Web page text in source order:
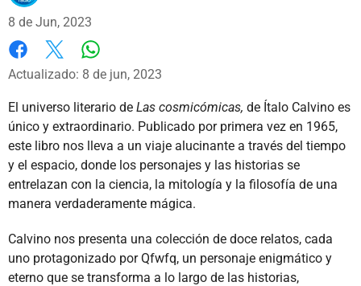
8 de Jun, 2023
Facebook
X
Actualizado: 8 de jun, 2023
El universo literario de Las cosmicómicas, de Ítalo Calvino es
único y extraordinario. Publicado por primera vez en 1965,
este libro nos lleva a un viaje alucinante a través del tiempo
y el espacio, donde los personajes y las historias se
entrelazan con la ciencia, la mitología y la filosofía de una
manera verdaderamente mágica.
Calvino nos presenta una colección de doce relatos, cada
uno protagonizado por Qfwfq, un personaje enigmático y
eterno que se transforma a lo largo de las historias,